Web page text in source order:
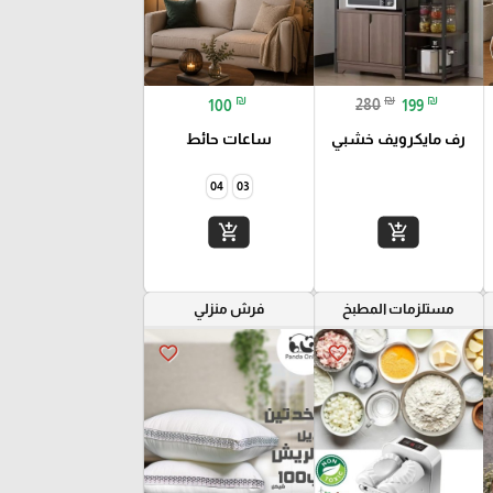
280 ₪ 199 ₪
رف مايكرويف خشبي
add_shopping_cart
100 ₪
ساعات حائط
03
04
add_shopping_cart
مستلزمات المطبخ
favorite_border
فرش منزلي
favorite_border